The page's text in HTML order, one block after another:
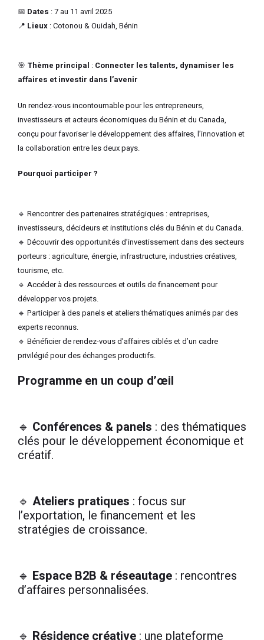
📅 Dates : 7 au 11 avril 2025
📍 Lieux : Cotonou & Ouidah, Bénin
🎯 Thème principal : Connecter les talents, dynamiser les
affaires et investir dans l’avenir
Un rendez-vous incontournable pour les entrepreneurs,
investisseurs et acteurs économiques du Bénin et du Canada,
conçu pour favoriser le développement des affaires, l’innovation et
la collaboration entre les deux pays.
Pourquoi participer ?
🔹 Rencontrer des partenaires stratégiques : entreprises,
investisseurs, décideurs et institutions clés du Bénin et du Canada.
🔹 Découvrir des opportunités d’investissement dans des secteurs
porteurs : agriculture, énergie, infrastructure, industries créatives,
tourisme, etc.
🔹 Accéder à des ressources et outils de financement pour
développer vos projets.
🔹 Participer à des panels et ateliers thématiques animés par des
experts reconnus.
🔹 Bénéficier de rendez-vous d’affaires ciblés et d’un cadre
privilégié pour des échanges productifs.
Programme en un coup d’œil
🔹 Conférences & panels : des thématiques
clés pour le développement économique et
créatif.
🔹 Ateliers pratiques : focus sur
l’exportation, le financement et les
stratégies de croissance.
🔹 Espace B2B & réseautage : rencontres
d’affaires personnalisées.
🔹 Résidence créative : une plateforme